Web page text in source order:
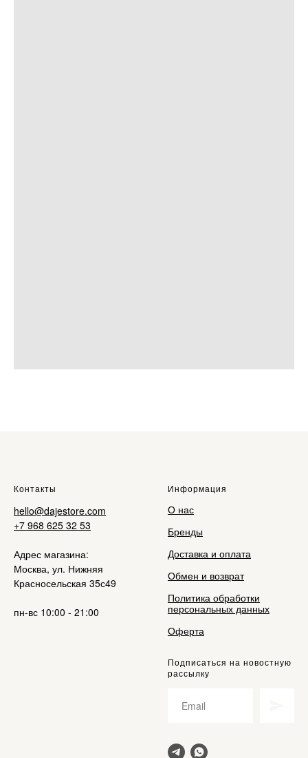
Контакты
hello@dajestore.com
+7 968 625 32 53
Адрес магазина:
Москва, ул. Нижняя
Красносельская 35с49
пн-вс 10:00 - 21:00
Информация
О нас
Бренды
Доставка и оплата
Обмен и возврат
Политика обработки
персональных данных
Оферта
Подписаться на новостную
рассылку